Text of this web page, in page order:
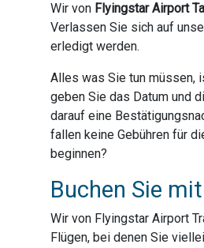
Wir von Flyingstar Airport
Verlassen Sie sich auf
erledigt werden.
Alles was Sie tun müssen,
geben Sie das Datum und
darauf eine
fallen keine Gebühren für
beginnen?
Buchen Sie
Wir von Flyingstar Airport
Flügen, bei denen Sie